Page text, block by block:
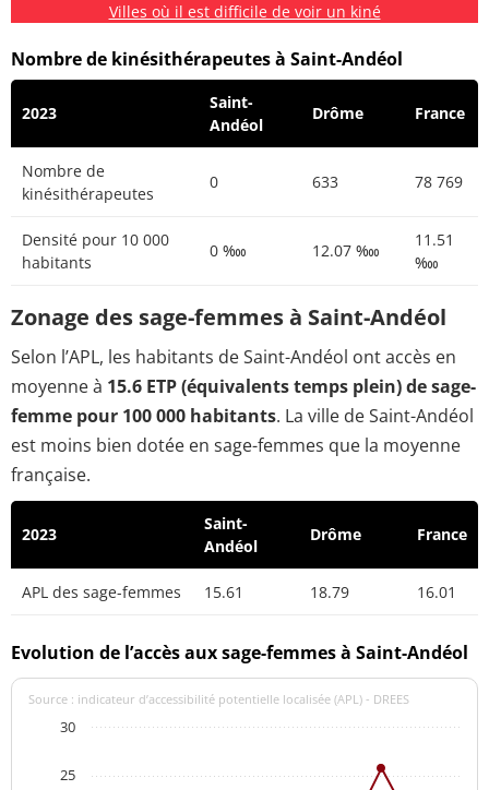
Villes où il est difficile de voir un kiné
Nombre de kinésithérapeutes à Saint-Andéol
2023
Saint-
Andéol
Drôme France
Nombre de
kinésithérapeutes
0 633 78 769
Densité pour 10 000
habitants
0 ‱ 12.07 ‱
11.51
‱
Zonage des sage-femmes à Saint-Andéol
Selon l’APL, les habitants de Saint-Andéol ont accès en
moyenne à 15.6 ETP (équivalents temps plein) de sage-
femme pour 100 000 habitants. La ville de Saint-Andéol
est moins bien dotée en sage-femmes que la moyenne
française.
2023
Saint-
Andéol
Drôme France
APL des sage-femmes 15.61 18.79 16.01
Evolution de l’accès aux sage-femmes à Saint-Andéol
Source : indicateur d’accessibilité potentielle localisée (APL) - DREES
25
30